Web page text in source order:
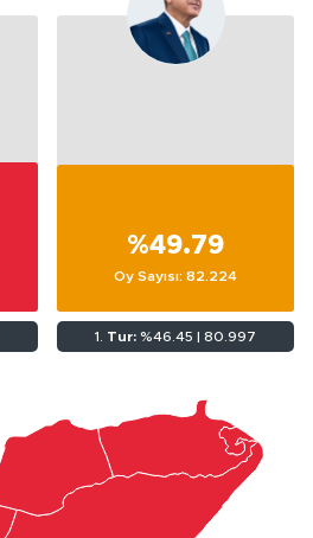
%49.79
Oy Sayısı: 82.224
1. Tur: %46.45 | 80.997